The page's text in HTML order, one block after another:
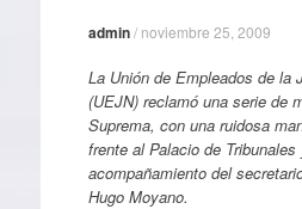
admin/ noviembre 25, 2009
La Unión de Empleados de la
(UEJN) reclamó una serie de
Suprema, con una ruidosa
frente al Palacio de
acompañamiento del
Hugo Moyano.